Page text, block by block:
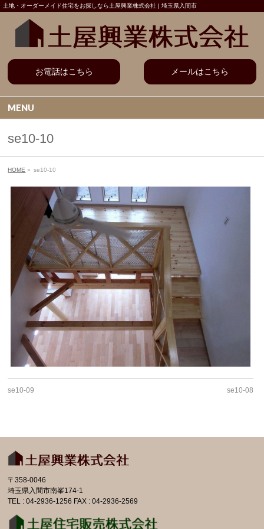
土地・オーダーメイド住宅をお探しなら土屋興業株式会社 | 埼玉県入間市
お電話はこちら メールはこちら
MENU
se10-10
HOME » se10-10
se10-09 se10-08
〒358-0046
埼玉県入間市南峯174-1
TEL : 04-2936-1256 FAX : 04-2936-2569